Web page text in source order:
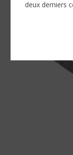
deux derniers